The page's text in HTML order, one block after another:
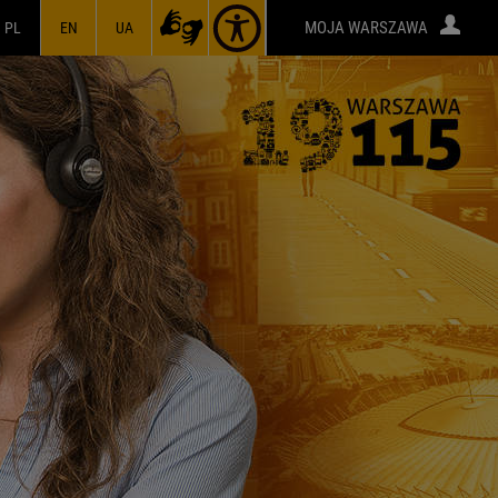
PL EN UA MOJA WARSZAWA